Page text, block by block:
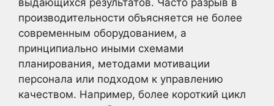
выдающихся результатов. Часто разрыв в
производительности объясняется не более
современным оборудованием, а
принципиально иными схемами
планирования, методами мотивации
персонала или подходом к управлению
качеством. Например, более короткий цикл